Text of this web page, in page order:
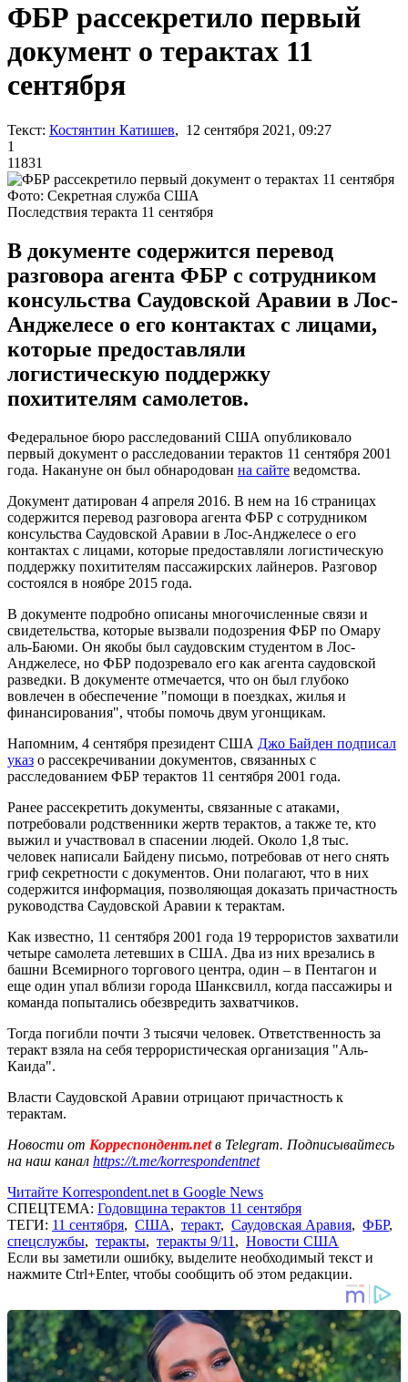
ФБР рассекретило первый
документ о терактах 11
сентября
Текст: Костянтин Катишев, 12 сентября 2021, 09:27
1
11831
Фото: Секретная служба США
Последствия теракта 11 сентября
В документе содержится перевод
разговора агента ФБР с сотрудником
консульства Саудовской Аравии в Лос-
Анджелесе о его контактах с лицами,
которые предоставляли
логистическую поддержку
похитителям самолетов.
Федеральное бюро расследований США опубликовало
первый документ о расследовании терактов 11 сентября 2001
года. Накануне он был обнародован на сайте ведомства.
Документ датирован 4 апреля 2016. В нем на 16 страницах
содержится перевод разговора агента ФБР с сотрудником
консульства Саудовской Аравии в Лос-Анджелесе о его
контактах с лицами, которые предоставляли логистическую
поддержку похитителям пассажирских лайнеров. Разговор
состоялся в ноябре 2015 года.
В документе подробно описаны многочисленные связи и
свидетельства, которые вызвали подозрения ФБР по Омару
аль-Баюми. Он якобы был саудовским студентом в Лос-
Анджелесе, но ФБР подозревало его как агента саудовской
разведки. В документе отмечается, что он был глубоко
вовлечен в обеспечение "помощи в поездках, жилья и
финансирования", чтобы помочь двум угонщикам.
Напомним, 4 сентября президент США Джо Байден подписал
указ о рассекречивании документов, связанных с
расследованием ФБР терактов 11 сентября 2001 года.
Ранее рассекретить документы, связанные с атаками,
потребовали родственники жертв терактов, а также те, кто
выжил и участвовал в спасении людей. Около 1,8 тыс.
человек написали Байдену письмо, потребовав от него снять
гриф секретности с документов. Они полагают, что в них
содержится информация, позволяющая доказать причастность
руководства Саудовской Аравии к терактам.
Как известно, 11 сентября 2001 года 19 террористов захватили
четыре самолета летевших в США. Два из них врезались в
башни Всемирного торгового центра, один – в Пентагон и
еще один упал вблизи города Шанксвилл, когда пассажиры и
команда попытались обезвредить захватчиков.
Тогда погибли почти 3 тысячи человек. Ответственность за
теракт взяла на себя террористическая организация "Аль-
Каида".
Власти Саудовской Аравии отрицают причастность к
терактам.
Новости от Корреспондент.netв Telegram. Подписывайтесь
на наш канал https://t.me/korrespondentnet
Читайте Korrespondent.net в Google News
СПЕЦТЕМА: Годовщина терактов 11 сентября
ТЕГИ: 11 сентября, США, теракт, Саудовская Аравия, ФБР,
спецслужбы, теракты, теракты 9/11 , Новости США
Если вы заметили ошибку, выделите необходимый текст и
нажмите Ctrl+Enter, чтобы сообщить об этом редакции.